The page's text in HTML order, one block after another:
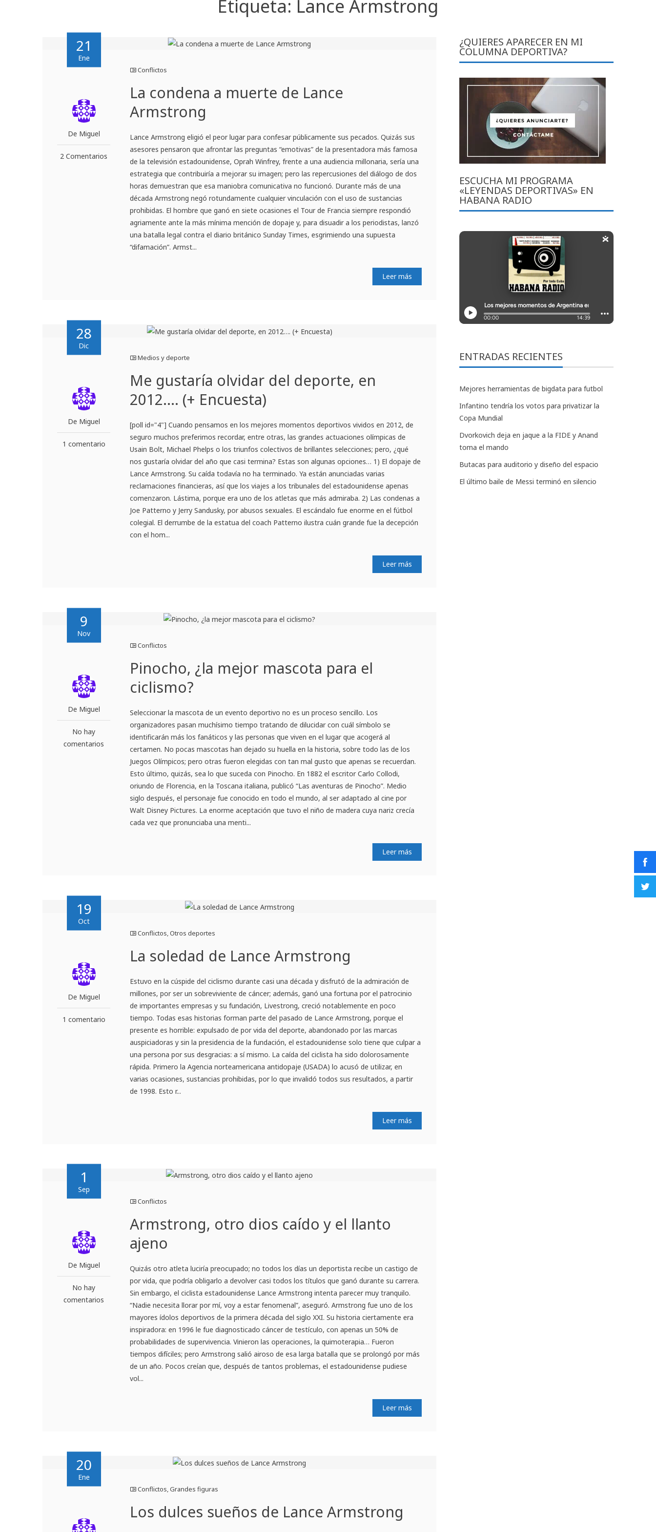
Etiqueta: Lance Armstrong
21
Ene
De Miguel
2 Comentarios
Conflictos
La condena a muerte de Lance
Armstrong
Lance Armstrong eligió el peor lugar para confesar públicamente sus pecados. Quizás sus
asesores pensaron que afrontar las preguntas “emotivas” de la presentadora más famosa
de la televisión estadounidense, Oprah Winfrey, frente a una audiencia millonaria, sería una
estrategia que contribuiría a mejorar su imagen; pero las repercusiones del diálogo de dos
horas demuestran que esa maniobra comunicativa no funcionó. Durante más de una
década Armstrong negó rotundamente cualquier vinculación con el uso de sustancias
prohibidas. El hombre que ganó en siete ocasiones el Tour de Francia siempre respondió
agriamente ante la más mínima mención de dopaje y, para disuadir a los periodistas, lanzó
una batalla legal contra el diario británico Sunday Times, esgrimiendo una supuesta
“difamación”. Armst...
Leer más
28
Dic
De Miguel
1 comentario
Medios y deporte
Me gustaría olvidar del deporte, en
2012…. (+ Encuesta)
[poll id="4"] Cuando pensamos en los mejores momentos deportivos vividos en 2012, de
seguro muchos preferimos recordar, entre otras, las grandes actuaciones olímpicas de
Usain Bolt, Michael Phelps o los triunfos colectivos de brillantes selecciones; pero, ¿qué
nos gustaría olvidar del año que casi termina? Estas son algunas opciones… 1) El dopaje de
Lance Armstrong. Su caída todavía no ha terminado. Ya están anunciadas varias
reclamaciones financieras, así que los viajes a los tribunales del estadounidense apenas
comenzaron. Lástima, porque era uno de los atletas que más admiraba. 2) Las condenas a
Joe Patterno y Jerry Sandusky, por abusos sexuales. El escándalo fue enorme en el fútbol
colegial. El derrumbe de la estatua del coach Patterno ilustra cuán grande fue la decepción
con el hom...
Leer más
9
Nov
De Miguel
No hay
comentarios
Conflictos
Pinocho, ¿la mejor mascota para el
ciclismo?
Seleccionar la mascota de un evento deportivo no es un proceso sencillo. Los
organizadores pasan muchísimo tiempo tratando de dilucidar con cuál símbolo se
identificarán más los fanáticos y las personas que viven en el lugar que acogerá al
certamen. No pocas mascotas han dejado su huella en la historia, sobre todo las de los
Juegos Olímpicos; pero otras fueron elegidas con tan mal gusto que apenas se recuerdan.
Esto último, quizás, sea lo que suceda con Pinocho. En 1882 el escritor Carlo Collodi,
oriundo de Florencia, en la Toscana italiana, publicó “Las aventuras de Pinocho”. Medio
siglo después, el personaje fue conocido en todo el mundo, al ser adaptado al cine por
Walt Disney Pictures. La enorme aceptación que tuvo el niño de madera cuya nariz crecía
cada vez que pronunciaba una menti...
Leer más
19
Oct
De Miguel
1 comentario
Conflictos ,Otros deportes
La soledad de Lance Armstrong
Estuvo en la cúspide del ciclismo durante casi una década y disfrutó de la admiración de
millones, por ser un sobreviviente de cáncer; además, ganó una fortuna por el patrocinio
de importantes empresas y su fundación, Livestrong, creció notablemente en poco
tiempo. Todas esas historias forman parte del pasado de Lance Armstrong, porque el
presente es horrible: expulsado de por vida del deporte, abandonado por las marcas
auspiciadoras y sin la presidencia de la fundación, el estadounidense solo tiene que culpar a
una persona por sus desgracias: a sí mismo. La caída del ciclista ha sido dolorosamente
rápida. Primero la Agencia norteamericana antidopaje (USADA) lo acusó de utilizar, en
varias ocasiones, sustancias prohibidas, por lo que invalidó todos sus resultados, a partir
de 1998. Esto r...
Leer más
1
Sep
De Miguel
No hay
comentarios
Conflictos
Armstrong, otro dios caído y el llanto
ajeno
Quizás otro atleta luciría preocupado; no todos los días un deportista recibe un castigo de
por vida, que podría obligarlo a devolver casi todos los títulos que ganó durante su carrera.
Sin embargo, el ciclista estadounidense Lance Armstrong intenta parecer muy tranquilo.
“Nadie necesita llorar por mí, voy a estar fenomenal”, aseguró. Armstrong fue uno de los
mayores ídolos deportivos de la primera década del siglo XXI. Su historia ciertamente era
inspiradora: en 1996 le fue diagnosticado cáncer de testículo, con apenas un 50% de
probabilidades de supervivencia. Vinieron las operaciones, la quimoterapia… Fueron
tiempos difíciles; pero Armstrong salió airoso de esa larga batalla que se prolongó por más
de un año. Pocos creían que, después de tantos problemas, el estadounidense pudiese
vol...
Leer más
20
Ene
Conflictos,Grandes figuras
Los dulces sueños de Lance Armstrong
¿QUIERES APARECER EN MI
COLUMNA DEPORTIVA?
ESCUCHA MI PROGRAMA
«LEYENDAS DEPORTIVAS» EN
HABANA RADIO
ENTRADAS RECIENTES
Mejores herramientas de bigdata para futbol
Infantino tendría los votos para privatizar la
Copa Mundial
Dvorkovich deja en jaque a la FIDE y Anand
toma el mando
Butacas para auditorio y diseño del espacio
El último baile de Messi terminó en silencio